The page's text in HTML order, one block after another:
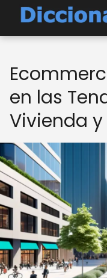
en las
Vivienda